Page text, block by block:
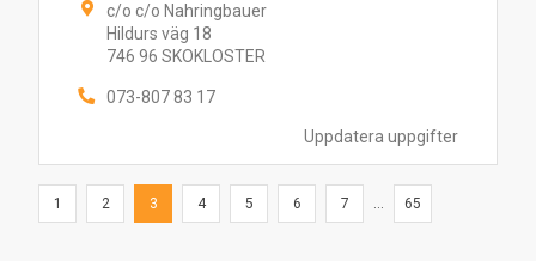
Uppdatera uppgifter
c/o c/o Nahringbauer
Hildurs väg 18
746 96 SKOKLOSTER
073-807 83 17
1 2 3 4 5 6 7 ... 65